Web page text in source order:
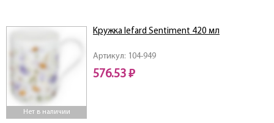
Нет в наличии
Артикул: 104-949
Кружка lefard Sentiment 420 мл
576.53 ₽